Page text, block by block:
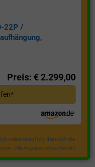
22P /
Preis: € 2.299,00
weise darauf hin, dass sich die
Alle Angaben ohne Gewähr.